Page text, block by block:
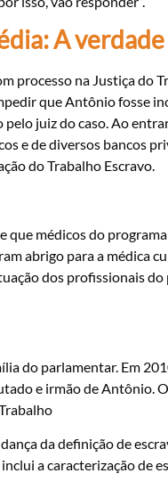
A
processo na Justiça do
que Antônio fosse
juiz do caso. Ao
e de diversos bancos
do Trabalho Escravo.
que médicos do
abrigo para a médica
dos profissionais
do parlamentar. Em
e irmão de Antônio.
da definição de
a caracterização de